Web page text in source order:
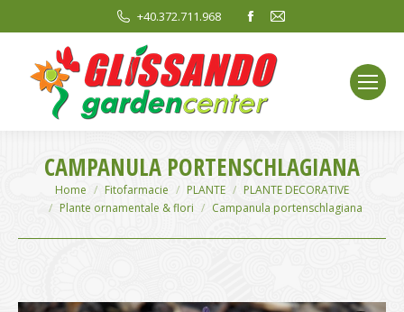
+40.372.711.968
Facebook
opens
in
new
window
Mail
window
CAMPANULA PORTENSCHLAGIANA
You are here:
Home Fitofarmacie PLANTE
PLANTE DECORATIVE
Plante ornamentale & flori
Campanula portenschlagiana